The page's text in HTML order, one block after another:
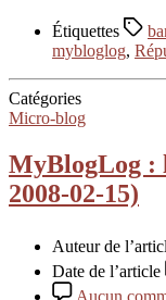
Étiquettes
mybloglog,
Catégories
Micro-blog
MyBlogLog :
2008-02-15)
Auteur de
Date de l’article
Aucun